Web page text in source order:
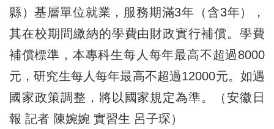
縣）基層單位就業，服務期滿3年（含3年），
其在校期間繳納的學費由財政實行補償。學費
補償標準，本專科生每人每年最高不超過8000
元，研究生每人每年最高不超過12000元。如遇
國家政策調整，將以國家規定為準。（安徽日
報 記者 陳婉婉 實習生 呂子琛）